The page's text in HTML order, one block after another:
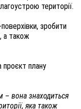
території.
зробити
а також
проєкт плану
– вона знаходиться
яка також